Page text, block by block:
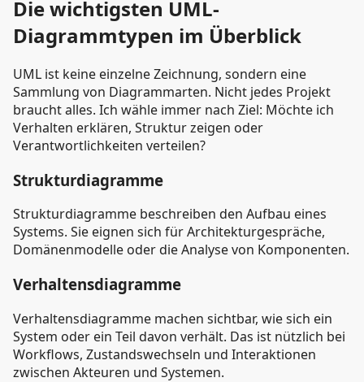
Die wichtigsten UML-
Diagrammtypen im Überblick
UML ist keine einzelne Zeichnung, sondern eine
Sammlung von Diagrammarten. Nicht jedes Projekt
braucht alles. Ich wähle immer nach Ziel: Möchte ich
Verhalten erklären, Struktur zeigen oder
Verantwortlichkeiten verteilen?
Strukturdiagramme
Strukturdiagramme beschreiben den Aufbau eines
Systems. Sie eignen sich für Architekturgespräche,
Domänenmodelle oder die Analyse von Komponenten.
Verhaltensdiagramme
Verhaltensdiagramme machen sichtbar, wie sich ein
System oder ein Teil davon verhält. Das ist nützlich bei
Workflows, Zustandswechseln und Interaktionen
zwischen Akteuren und Systemen.